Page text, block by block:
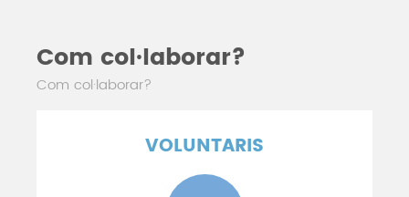
Com col·laborar?
Com col·laborar?
VOLUNTARIS